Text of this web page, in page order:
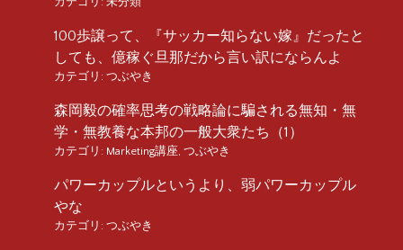
100歩譲って、『サッカー知らない嫁』だったと
しても、億稼ぐ旦那だから言い訳にならんよ
カテゴリ: つぶやき
森岡毅の確率思考の戦略論に騙される無知・無
学・無教養な本邦の一般大衆たち（1）
カテゴリ: Marketing講座, つぶやき
パワーカップルというより、弱パワーカップル
やな
カテゴリ: つぶやき